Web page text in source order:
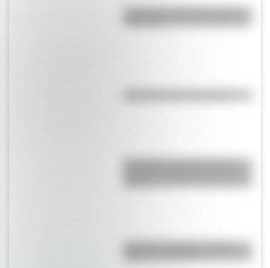
Efemérides: tres cosas que
Bandera de Bolivia: historia,